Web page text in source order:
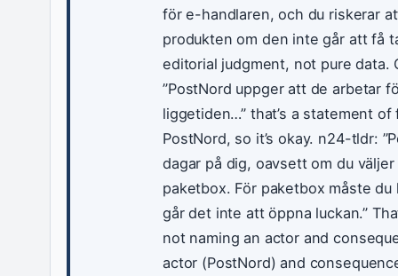
för e-handlaren, och du riskerar
produkten om den inte går att få
editorial judgment, not pure data.
”PostNord uppger att de arbetar
liggetiden…” that’s a statement of
PostNord, so it’s okay. n24-tldr:
dagar på dig, oavsett om du
paketbox. För paketbox måste du
går det inte att öppna luckan.”
not naming an actor and
actor (PostNord) and